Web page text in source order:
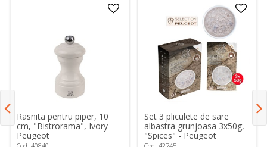
Rasnita pentru piper, 10
cm, "Bistrorama", Ivory -
Peugeot
Set 3 pliculete de sare
albastra grunjoasa 3x50g,
"Spices" - Peugeot